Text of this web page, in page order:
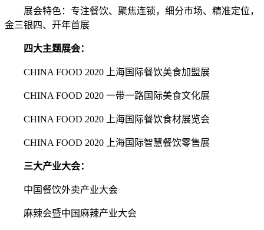
展会特色：专注餐饮、聚焦连锁，细分市场、精准定位，
金三银四、开年首展
四大主题展会：
CHINA FOOD 2020 上海国际餐饮美食加盟展
CHINA FOOD 2020 一带一路国际美食文化展
CHINA FOOD 2020 上海国际餐饮食材展览会
CHINA FOOD 2020 上海国际智慧餐饮零售展
三大产业大会：
中国餐饮外卖产业大会
麻辣会暨中国麻辣产业大会